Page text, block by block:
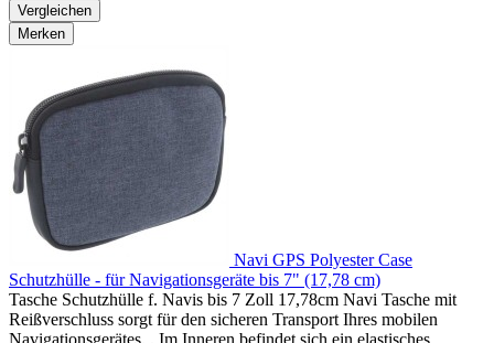
Vergleichen
Merken
Navi GPS Polyester Case
Schutzhülle - für Navigationsgeräte bis 7" (17,78 cm)
Tasche Schutzhülle f. Navis bis 7 Zoll 17,78cm Navi Tasche mit
Reißverschluss sorgt für den sicheren Transport Ihres mobilen
Navigationsgerätes. . Im Inneren befindet sich ein elastisches